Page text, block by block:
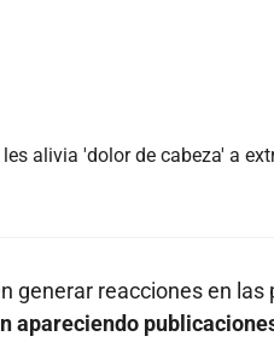
les alivia 'dolor de cabeza' a
generar reacciones en
apareciendo